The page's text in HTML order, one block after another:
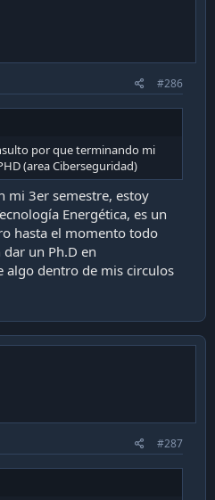
#286
por que terminando mi
(area Ciberseguridad)
mi 3er semestre, estoy
Energética, es un
hasta el momento todo
un Ph.D en
algo dentro de mis circulos
#287